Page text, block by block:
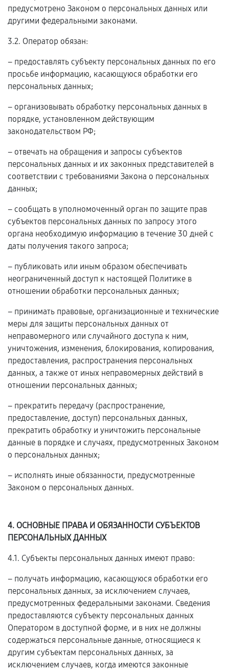
предусмотрено Законом о персональных данных или
другими федеральными законами.
3.2. Оператор обязан:
– предоставлять субъекту персональных данных по его
просьбе информацию, касающуюся обработки его
персональных данных;
– организовывать обработку персональных данных в
порядке, установленном действующим
законодательством РФ;
– отвечать на обращения и запросы субъектов
персональных данных и их законных представителей в
соответствии с требованиями Закона о персональных
данных;
– сообщать в уполномоченный орган по защите прав
субъектов персональных данных по запросу этого
органа необходимую информацию в течение 30 дней с
даты получения такого запроса;
– публиковать или иным образом обеспечивать
неограниченный доступ к настоящей Политике в
отношении обработки персональных данных;
– принимать правовые, организационные и технические
меры для защиты персональных данных от
неправомерного или случайного доступа к ним,
уничтожения, изменения, блокирования, копирования,
предоставления, распространения персональных
данных, а также от иных неправомерных действий в
отношении персональных данных;
– прекратить передачу (распространение,
предоставление, доступ) персональных данных,
прекратить обработку и уничтожить персональные
данные в порядке и случаях, предусмотренных Законом
о персональных данных;
– исполнять иные обязанности, предусмотренные
Законом о персональных данных.
4. ОСНОВНЫЕ ПРАВА И ОБЯЗАННОСТИ СУБЪЕКТОВ
ПЕРСОНАЛЬНЫХ ДАННЫХ
4.1. Субъекты персональных данных имеют право:
– получать информацию, касающуюся обработки его
персональных данных, за исключением случаев,
предусмотренных федеральными законами. Сведения
предоставляются субъекту персональных данных
Оператором в доступной форме, и в них не должны
содержаться персональные данные, относящиеся к
другим субъектам персональных данных, за
исключением случаев, когда имеются законные